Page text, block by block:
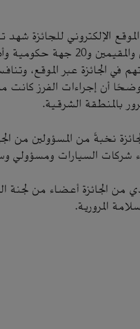
متسابقًا من المواطنين
في الجائزة عبر
أن إجراءات الفرز كانت
بالمنطقة الشرقية.
نخبةً من المسؤولين من
السيارات ومسؤولي
من الجائزة أعضاء من لجنة
المرورية.